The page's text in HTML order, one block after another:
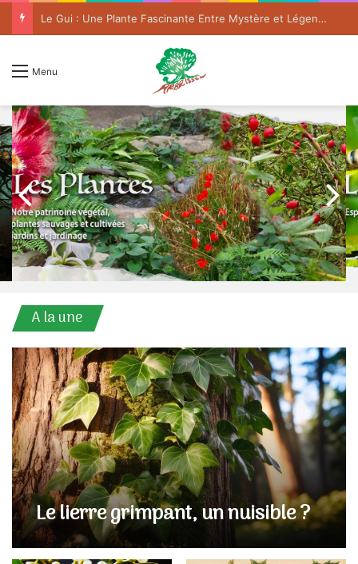
Le Gui : Une Plante Fascinante Entre Mystère et Légende
Menu
A la une
Le lierre grimpant, un nuisible ?